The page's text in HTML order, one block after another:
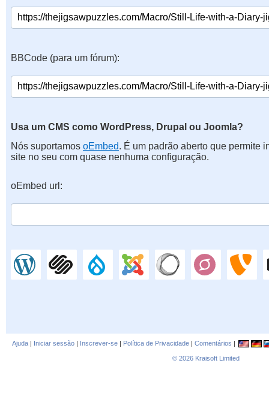
BBCode (para um fórum):
Usa um CMS como WordPress, Drupal ou Joomla?
Nós suportamos oEmbed. É um padrão aberto que permite
site no seu com quase nenhuma configuração.
oEmbed url:
Ajuda | Iniciar sessão | Inscrever-se | Política de Privacidade | Comentários |
© 2026 Kraisoft Limited